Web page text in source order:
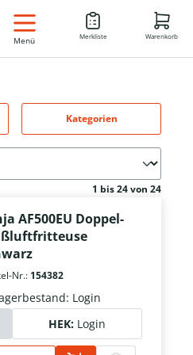
DE
Menü Merkliste Warenkorb
Kategorien
1 bis 24 von 24
AF500EU Doppel-
Nr.: 154382
Login
HEK: Login